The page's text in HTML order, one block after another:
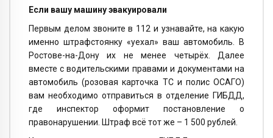
Если вашу машину эвакуировали
Первым делом звоните в 112 и узнавайте, на какую
именно штрафстоянку «уехал» ваш автомобиль. В
Ростове-на-Дону их не менее четырёх. Далее
вместе с водительскими правами и документами на
автомобиль (розовая карточка ТС и полис ОСАГО)
вам необходимо отправиться в отделение ГИБДД,
где инспектор оформит постановление о
правонарушении. Штраф всё тот же – 1 500 рублей.